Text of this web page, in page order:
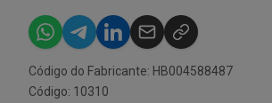
Código do Fabricante: HB004588487
Código: 10310